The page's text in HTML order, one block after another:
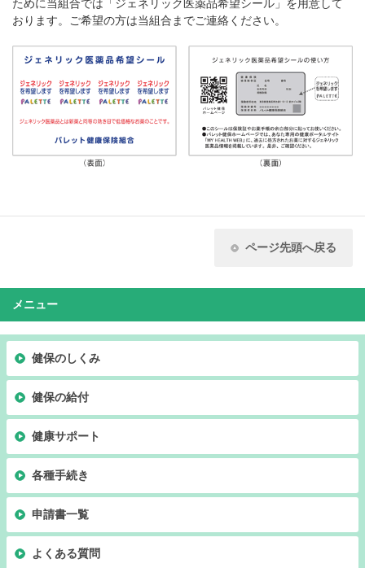
ために当組合では「ジェネリック医薬品希望シール」を用意して
おります。ご希望の方は当組合までご連絡ください。
ページ先頭へ戻る
メニュー
健保のしくみ
健保の給付
健康サポート
各種手続き
申請書一覧
よくある質問